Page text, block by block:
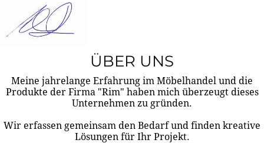
ÜBER UNS
Meine jahrelange Erfahrung im Möbelhandel und die
Produkte der Firma "Rim" haben mich überzeugt dieses
Unternehmen zu gründen.
Wir erfassen gemeinsam den Bedarf und finden kreative
Lösungen für Ihr Projekt.